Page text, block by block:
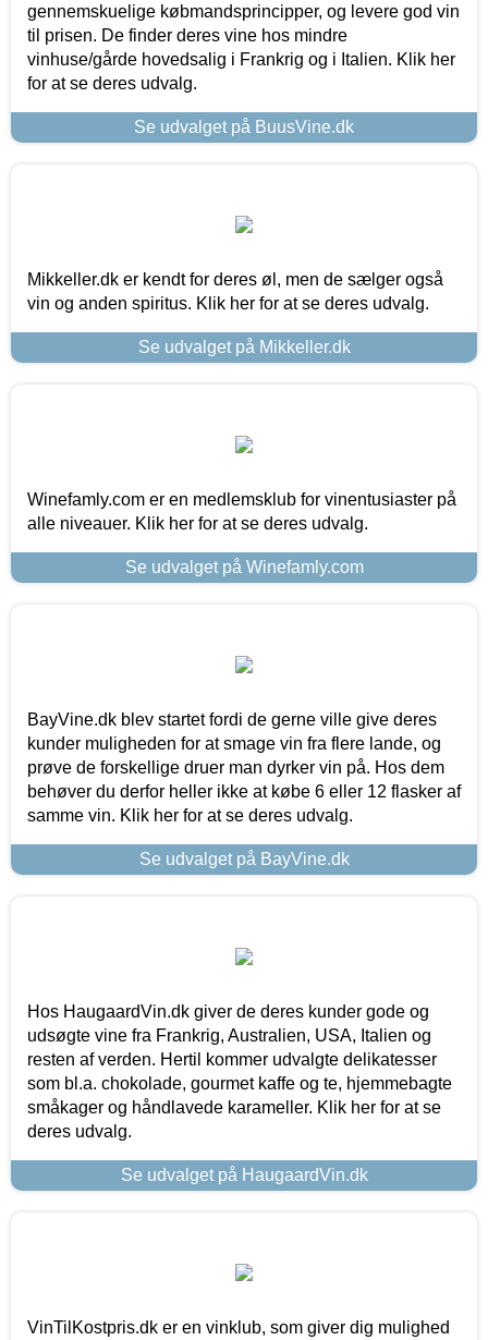
gennemskuelige købmandsprincipper, og levere god vin
til prisen. De finder deres vine hos mindre
vinhuse/gårde hovedsalig i Frankrig og i Italien. Klik her
for at se deres udvalg.
Se udvalget på BuusVine.dk
Mikkeller.dk er kendt for deres øl, men de sælger også
vin og anden spiritus. Klik her for at se deres udvalg.
Se udvalget på Mikkeller.dk
Winefamly.com er en medlemsklub for vinentusiaster på
alle niveauer. Klik her for at se deres udvalg.
Se udvalget på Winefamly.com
BayVine.dk blev startet fordi de gerne ville give deres
kunder muligheden for at smage vin fra flere lande, og
prøve de forskellige druer man dyrker vin på. Hos dem
behøver du derfor heller ikke at købe 6 eller 12 flasker af
samme vin. Klik her for at se deres udvalg.
Se udvalget på BayVine.dk
Hos HaugaardVin.dk giver de deres kunder gode og
udsøgte vine fra Frankrig, Australien, USA, Italien og
resten af verden. Hertil kommer udvalgte delikatesser
som bl.a. chokolade, gourmet kaffe og te, hjemmebagte
småkager og håndlavede karameller. Klik her for at se
deres udvalg.
Se udvalget på HaugaardVin.dk
VinTilKostpris.dk er en vinklub, som giver dig mulighed